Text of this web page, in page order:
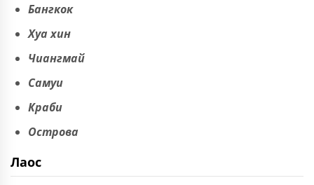
Бангкок
Хуа хин
Чиангмай
Самуи
Краби
Острова
Лаос